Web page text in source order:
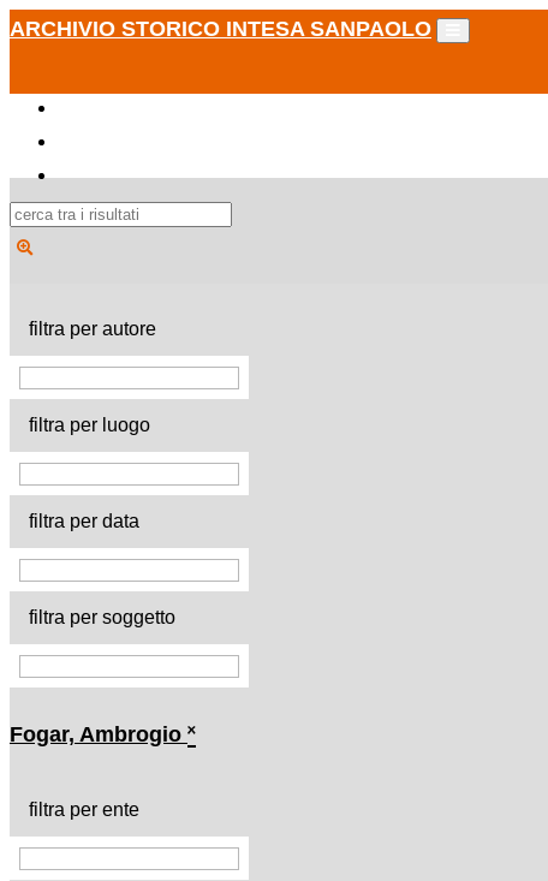
ARCHIVIO STORICO INTESA SANPAOLO
filtra per autore
filtra per luogo
filtra per data
filtra per soggetto
Fogar, Ambrogio ˟
filtra per ente